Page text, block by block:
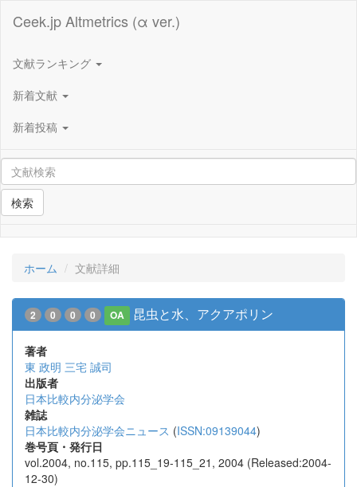
Ceek.jp Altmetrics (α ver.)
文献ランキング
新着文献
新着投稿
検索
ホーム 文献詳細
2 0 0 0 OA 昆虫と水、アクアポリン
著者
東 政明 三宅 誠司
出版者
日本比較内分泌学会
雑誌
日本比較内分泌学会ニュース (ISSN:09139044)
巻号頁・発行日
vol.2004, no.115, pp.115_19-115_21, 2004 (Released:2004-
12-30)